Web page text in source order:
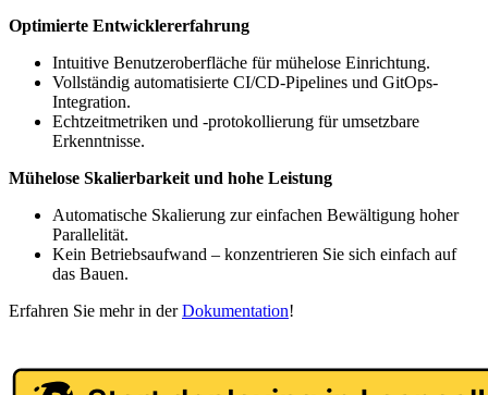
Optimierte Entwicklererfahrung
Intuitive Benutzeroberfläche für mühelose Einrichtung.
Vollständig automatisierte CI/CD-Pipelines und GitOps-
Integration.
Echtzeitmetriken und -protokollierung für umsetzbare
Erkenntnisse.
Mühelose Skalierbarkeit und hohe Leistung
Automatische Skalierung zur einfachen Bewältigung hoher
Parallelität.
Kein Betriebsaufwand – konzentrieren Sie sich einfach auf
das Bauen.
Erfahren Sie mehr in derDokumentation!